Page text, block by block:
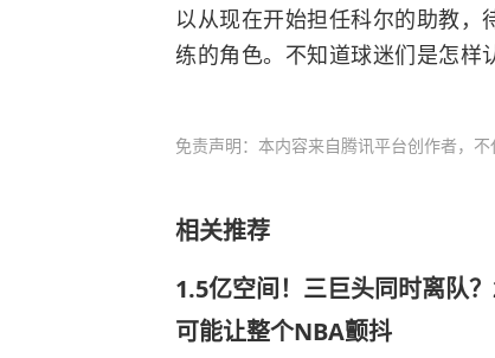
以从现在开始担任科尔的助教
练的角色。不知道球迷们是怎样
免责声明：本内容来自腾讯平台创作者，
相关推荐
1.5亿空间！三巨头同时离队？
可能让整个NBA颤抖